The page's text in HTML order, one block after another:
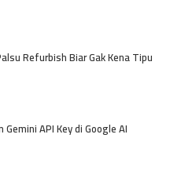
Refurbish Biar Gak Kena Tipu
API Key di Google AI